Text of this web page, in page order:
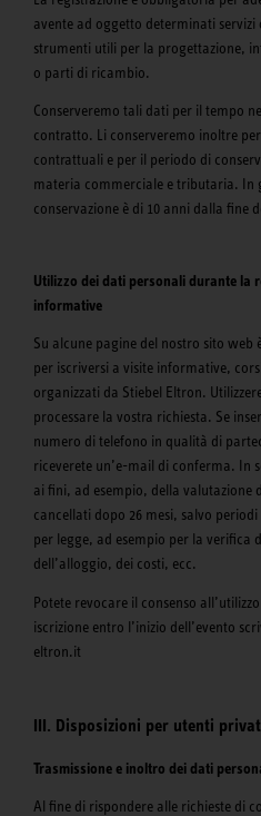
avente ad oggetto determinati servizi
strumenti utili per la progettazione,
o parti di ricambio.
Conserveremo tali dati per il tempo
contratto. Li conserveremo inoltre
contrattuali e per il periodo di
materia commerciale e tributaria. In
conservazione è di 10 anni dalla fine
Utilizzo dei dati personali durante la
informative
Su alcune pagine del nostro sito web
per iscriversi a visite informative,
organizzati da Stiebel Eltron.
processare la vostra richiesta. Se
numero di telefono in qualità di
riceverete un’e-mail di conferma. In
ai fini, ad esempio, della valutazione
cancellati dopo 26 mesi, salvo
per legge, ad esempio per la verifica
dell’alloggio, dei costi, ecc.
Potete revocare il consenso
iscrizione entro l’inizio dell’evento
eltron.it
III. Disposizioni per utenti
Trasmissione e inoltro dei dati
Al fine di rispondere alle richieste di